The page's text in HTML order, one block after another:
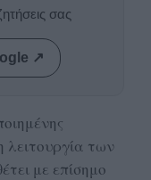
σας
↗
των
με επίσημο